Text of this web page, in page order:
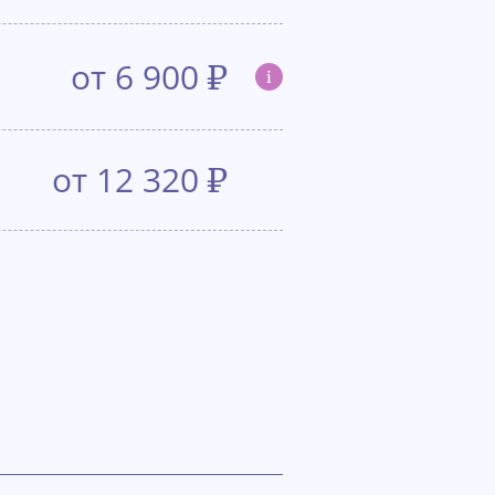
от 6 900 ₽ i
от 12 320 ₽